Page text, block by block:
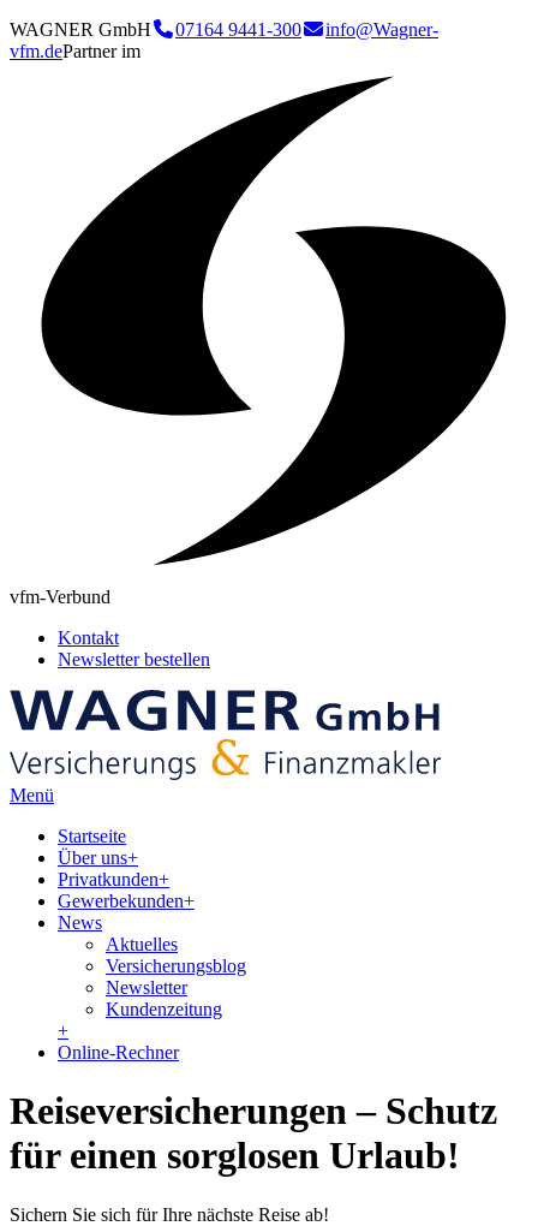
WAGNER GmbH 07164 9441-300
info@Wagner-
vfm.dePartner im
vfm-Verbund
Kontakt
Newsletter bestellen
Menü
Startseite
Über uns+
Privatkunden+
Gewerbekunden+
News
Aktuelles
Versicherungsblog
Newsletter
Kundenzeitung
+
Online-Rechner
Reiseversicherungen – Schutz
für einen sorglosen Urlaub!
Sichern Sie sich für Ihre nächste Reise ab!